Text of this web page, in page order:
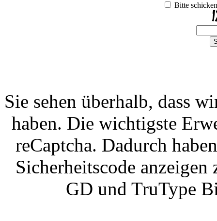
Bitte
Sie sehen überhalb, dass
haben. Die wichtigste
reCaptcha. Dadurch
Sicherheitscode
GD und TruType